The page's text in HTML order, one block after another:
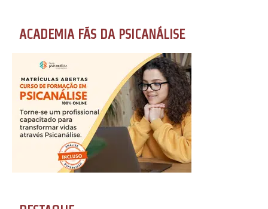
ACADEMIA FÃS DA PSICANÁLISE